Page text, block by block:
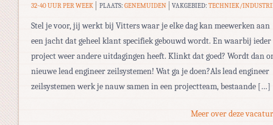
32-40 UUR PER WEEK PLAATS: GENEMUIDEN VAKGEBIED:TECHNIEK/
Stel je voor, jij werkt bij Vitters waar je elke dag kan meewerken aan
een jacht dat geheel klant specifiek gebouwd wordt. En waarbij ieder
project weer andere uitdagingen heeft. Klinkt dat goed? Wordt dan
nieuwe lead engineer zeilsystemen! Wat ga je doen?Als lead engineer
zeilsystemen werk je nauw samen in een projectteam, bestaande […]
Meer over deze